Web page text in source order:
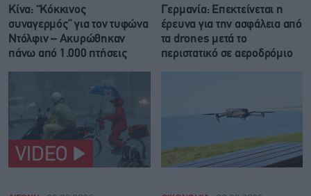
Κίνα: “Κόκκινος
συναγερμός” για τον τυφώνα
Ντόλφιν – Ακυρώθηκαν
πάνω από 1.000 πτήσεις
VIDEO
Γερμανία: Επεκτείνεται η
έρευνα για την ασφάλεια από
τα drones μετά το
περιστατικό σε αεροδρόμιο